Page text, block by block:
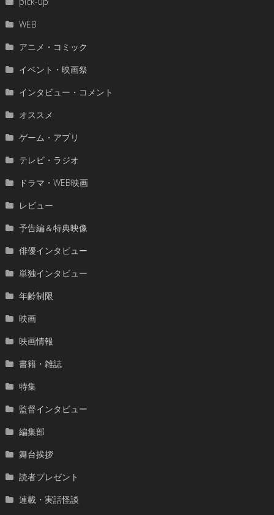
WEB
アニメ・コミック
イベント・映画祭
インタビュー・コメント
オススメ
ゲーム・アプリ
テレビ・ラジオ
ドラマ・WEB映画
レビュー
予告編＆特典映像
俳優インタビュー
単独インタビュー
年齢制限
映画
映画情報
書籍・雑誌
特集
監督インタビュー
編集部
舞台挨拶
読者プレゼント
連載・実話怪談